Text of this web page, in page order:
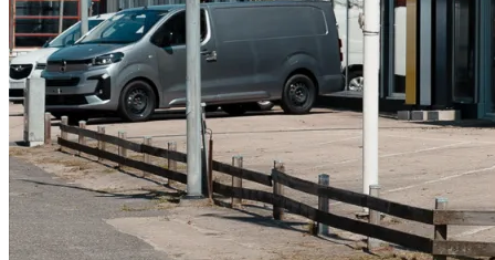
Serviceverkstad